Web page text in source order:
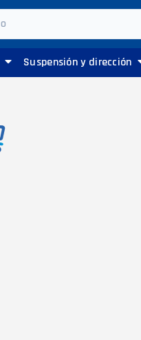
Suspensión y dirección